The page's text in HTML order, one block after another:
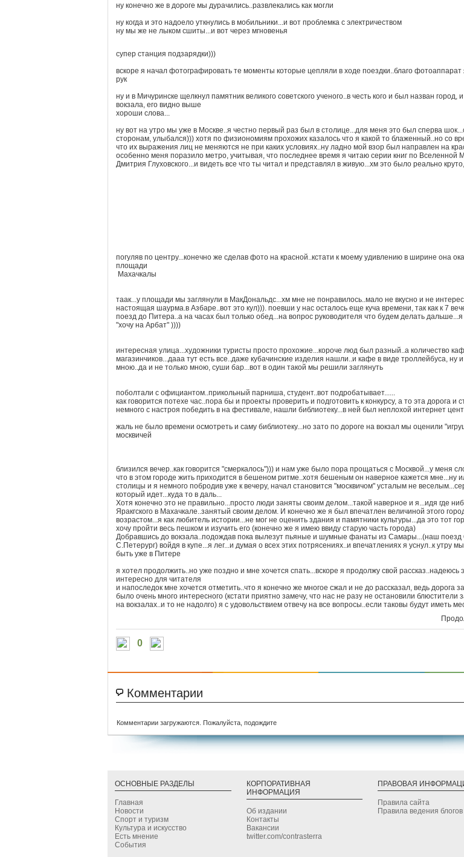
ну конечно же в дороге мы дурачились..развлекались как могли
ну когда и это надоело уткнулись в мобильники...и вот проблемка с электричеством
ну мы же не лыком сшиты...и вот через мгновенья
супер станция подзарядки)))
вскоре я начал фотографировать те моменты которые цепляли в ходе поездки..благо фотоаппарат
рук
ну и в Мичуринске щелкнул памятник великого советского ученого..в честь кого и был назван город,
вокзала, его видно выше
хороши слова...
ну вот на утро мы уже в Москве..я честно первый раз был в столице...для меня это был сперва
сторонам, улыбался))) хотя по физиономиям прохожих казалось что я какой то блаженный..но со
что их выражения лиц не меняются не при каких условиях..ну ладно мой взор был направлен на
особенно меня поразило метро, учитывая, что последнее время я читаю серии книг по Вселенной
Дмитрия Глуховского...и видеть все что ты читал и представлял в живую...хм это было реально
погуляв по центру...конечно же сделав фото на красной..кстати к моему удивлению в ширине она
площади
Махачкалы
таак...у площади мы заглянули в МакДональдс...хм мне не понравилось..мало не вкусно и не
настоящая шаурма.в Азбаре..вот это кул))). поевши у нас осталось еще куча времени, так как к 7
поезд до Питера..а на часах был только обед...на вопрос руководителя что будем делать дальше...я
"хочу на Арбат" ))))
интересная улица...художники туристы просто прохожие...короче люд был разный..а количество
магазинчиков...дааа тут есть все..даже кубачинские изделия нашли..и кафе в виде троллейбуса, ну
мною..да и не только мною, суши бар...вот в один такой мы решили заглянуть
поболтали с официантом..прикольный парниша, студент..вот подробатывает......
как говорится потехе час..пора бы и проекты проверить и подготовить к конкурсу, а то эта дорога и
немного с настроя победить в на фестивале, нашли библиотеку...в ней был неплохой интернет
жаль не было времени осмотреть и саму библиотеку...но зато по дороге на вокзал мы оценили
москвичей
близился вечер..как говорится "смеркалось"))) и нам уже было пора прощаться с Москвой...у меня
что в этом городе жить приходится в бешеном ритме..хотя бешеным он наверное кажется мне...ну
столицы и я немного побродив уже к вечеру, начал становится "москвичом" усталым не
который идет...куда то в даль...
Хотя конечно это не правильно...просто люди заняты своим делом...такой наверное и я...идя где
Яракгского в Махачкале..занятый своим делом. И конечно же я был впечатлен величиной этого
возрастом...я как любитель истории...не мог не оценить здания и памятники культуры...да это тот
хочу пройти весь пешком и изучить его (конечно же я имею ввиду старую часть города)
Добравшись до вокзала..подождав пока вылезут пьяные и шумные фанаты из Самары...(наш
С.Петерург) войдя в купе...я лег...и думая о всех этих потрясениях..и впечатлениях я уснул..к утру
быть уже в Питере
я хотел продолжить..но уже поздно и мне хочется спать...вскоре я продолжу свой рассказ..надеюсь
интересно для читателя
и напоследок мне хочется отметить..что я конечно же многое сжал и не до рассказал, ведь дорога
было очень много интересного (кстати приятно замечу, что нас не разу не остановили блюстители
на вокзалах..и то не надолго) я с удовольствием отвечу на все вопросы..если таковы будут иметь
0
Комментарии
Комментарии загружаются. Пожалуйста, подождите
ОСНОВНЫЕ РАЗДЕЛЫ
Главная
Новости
Спорт и туризм
Культура и искусство
Есть мнение
События
КОРПОРАТИВНАЯ
ИНФОРМАЦИЯ
Об издании
Контакты
Вакансии
twitter.com/contrasterra
ПРАВОВАЯ
Правила сайта
Правила ведения блогов